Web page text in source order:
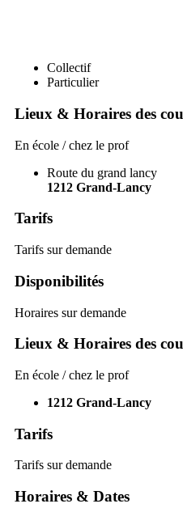
Collectif
Particulier
Lieux & Horaires des
En école / chez le prof
Route du grand lancy
1212 Grand-Lancy
Tarifs
Tarifs sur demande
Disponibilités
Horaires sur demande
Lieux & Horaires des
En école / chez le prof
1212 Grand-Lancy
Tarifs
Tarifs sur demande
Horaires & Dates